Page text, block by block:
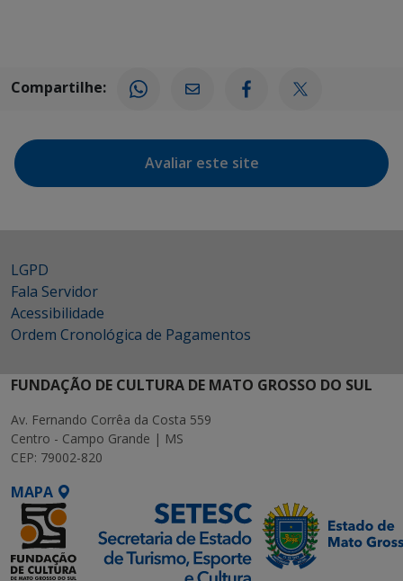
Compartilhe:
Avaliar este site
LGPD
Fala Servidor
Acessibilidade
Ordem Cronológica de Pagamentos
FUNDAÇÃO DE CULTURA DE MATO GROSSO DO SUL
Av. Fernando Corrêa da Costa 559
Centro - Campo Grande | MS
CEP: 79002-820
MAPA